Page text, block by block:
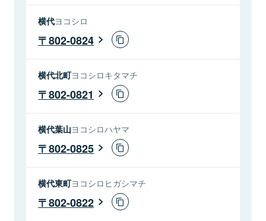
横代ヨコシロ
802-0824
横代北町ヨコシロキタマチ
802-0821
横代葉山ヨコシロハヤマ
802-0825
横代東町ヨコシロヒガシマチ
802-0822